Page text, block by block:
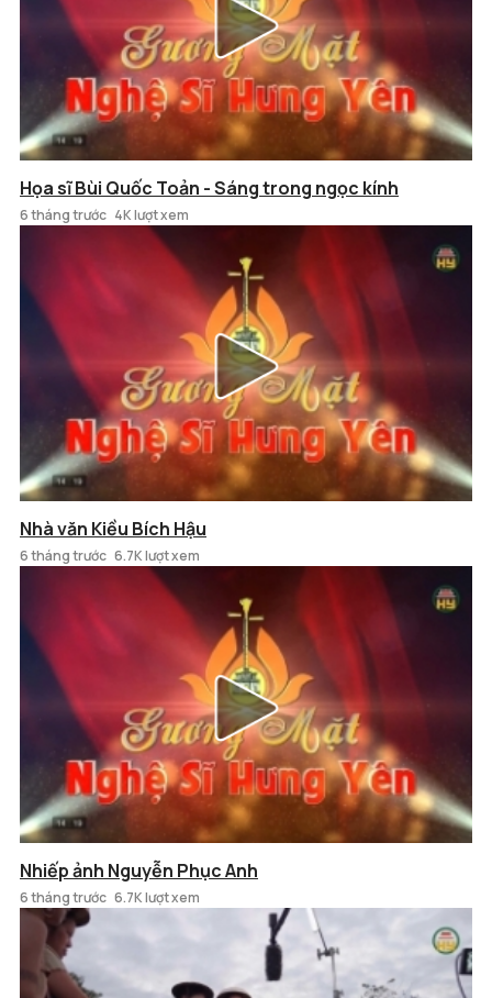
Họa sĩ Bùi Quốc Toản - Sáng trong ngọc kính
6 tháng trước 4K lượt xem
Nhà văn Kiều Bích Hậu
6 tháng trước 6.7K lượt xem
Nhiếp ảnh Nguyễn Phục Anh
6 tháng trước 6.7K lượt xem